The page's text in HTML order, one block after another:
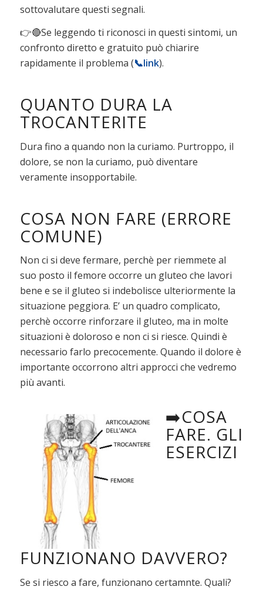
sottovalutare questi segnali.
👉🔴Se leggendo ti riconosci in questi sintomi, un
confronto diretto e gratuito può chiarire
rapidamente il problema (📞link).
QUANTO DURA LA
TROCANTERITE
Dura fino a quando non la curiamo. Purtroppo, il
dolore, se non la curiamo, può diventare
veramente insopportabile.
COSA NON FARE (ERRORE
COMUNE)
Non ci si deve fermare, perchè per riemmete al
suo posto il femore occorre un gluteo che lavori
bene e se il gluteo si indebolisce ulteriormente la
situazione peggiora. E’ un quadro complicato,
perchè occorre rinforzare il gluteo, ma in molte
situazioni è doloroso e non ci si riesce. Quindi è
necessario farlo precocemente. Quando il dolore è
importante occorrono altri approcci che vedremo
più avanti.
➡️COSA
FARE. GLI
ESERCIZI
FUNZIONANO DAVVERO?
Se si riesco a fare, funzionano certamnte. Quali?